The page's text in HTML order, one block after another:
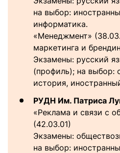
на выбор:
информатика.
«Менеджмент»
маркетинга и
Экзамены: русский
(профиль); на выбор:
история,
РУДН Им. Патриса
«Реклама и связи с
(42.03.01)
Экзамены:
на выбор: